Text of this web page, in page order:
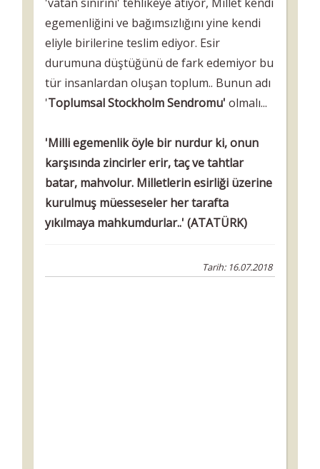
egemenliğini ve bağımsızlığını yine kendi
eliyle birilerine teslim ediyor. Esir
durumuna düştüğünü de fark edemiyor bu
tür insanlardan oluşan toplum.. Bunun adı
'Toplumsal Stockholm Sendromu' olmalı...
'Milli egemenlik öyle bir nurdur ki, onun
karşısında zincirler erir, taç ve tahtlar
batar, mahvolur. Milletlerin esirliği üzerine
kurulmuş müesseseler her tarafta
yıkılmaya mahkumdurlar..' (ATATÜRK)
Tarih: 16.07.2018